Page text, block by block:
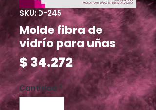
SKU: D-245
Molde fibra de
vidrío para uñas
$ 34.272Precio
Cantidad *